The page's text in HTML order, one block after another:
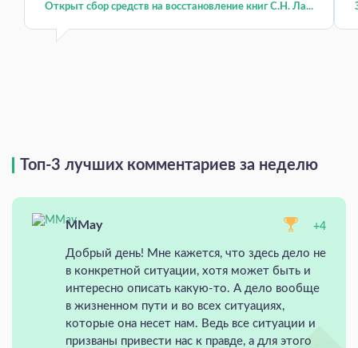
Открыт сбор средств на восстановление книг С.Н. Ла...
Топ-3 лучших комментариев за неделю
MMay +4
Добрый день! Мне кажется, что здесь дело не
в конкретной ситуации, хотя может быть и
интересно описать какую-то. А дело вообще
в жизненном пути и во всех ситуациях,
которые она несет нам. Ведь все ситуации и
призваны привести нас к правде, а для этого